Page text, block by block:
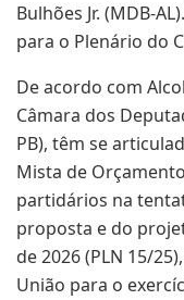
Bulhões Jr. (MDB-
para o Plenário do
De acordo com
Câmara dos
PB), têm se
Mista de
partidários na
proposta e do
de 2026 (PLN 15/
União para o